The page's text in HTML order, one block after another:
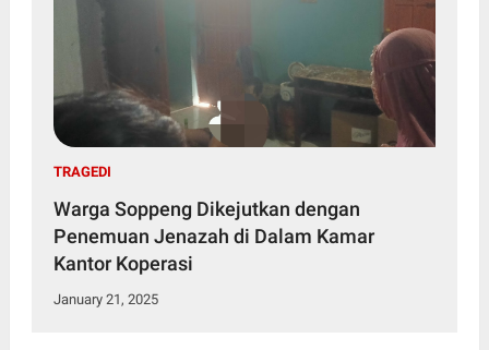
TRAGEDI
Warga Soppeng Dikejutkan dengan
Penemuan Jenazah di Dalam Kamar
Kantor Koperasi
January 21, 2025